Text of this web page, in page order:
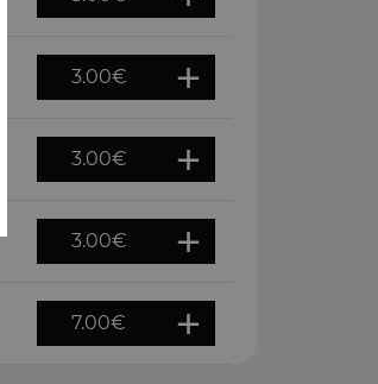
3.00€
3.00€
3.00€
7.00€